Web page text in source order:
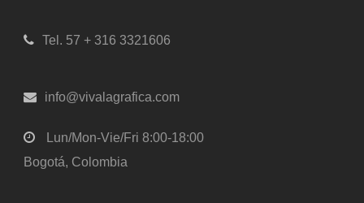
Tel. 57 + 316 3321606
info@vivalagrafica.com
Lun/Mon-Vie/Fri 8:00-18:00
Bogotá, Colombia